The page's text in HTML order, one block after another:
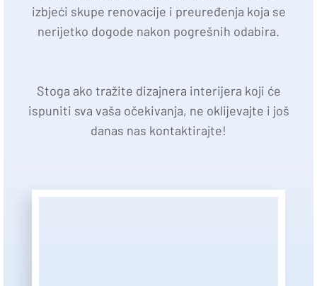
izbjeći skupe renovacije i preuređenja koja se
nerijetko dogode nakon pogrešnih odabira.
Stoga ako tražite dizajnera interijera koji će
ispuniti sva vaša očekivanja, ne oklijevajte i još
danas nas kontaktirajte!